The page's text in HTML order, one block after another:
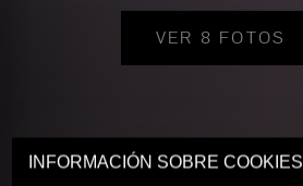
INFORMACIÓN SOBRE COOKIES
VER 8 FOTOS